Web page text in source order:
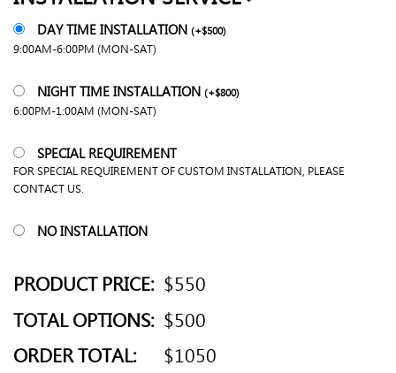
DAY TIME INSTALLATION (+$500)
9:00AM-6:00PM (MON-SAT)
NIGHT TIME INSTALLATION (+$800)
6:00PM-1:00AM (MON-SAT)
SPECIAL REQUIREMENT
FOR SPECIAL REQUIREMENT OF CUSTOM INSTALLATION, PLEASE
CONTACT US.
NO INSTALLATION
PRODUCT PRICE: $550
TOTAL OPTIONS: $500
ORDER TOTAL:
$1050